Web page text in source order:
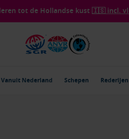
tot de Hollandse kust 🇮🇸 incl.
Vanuit Nederland Schepen Rederijen